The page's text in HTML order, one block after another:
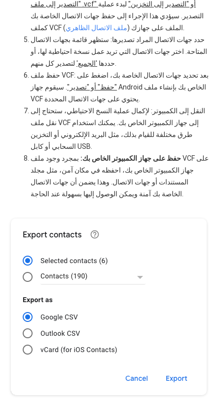
"التصدير إلى ملف .vcf" أو "التصدير إلى التخزين"لبدء عملية
التصدير. سيؤدي هذا الإجراء إلى حفظ جهات الاتصال الخاصة بك
كملف VCF (ملف الاتصال الظاهري
حدد جهات الاتصال المراد تصديرها: ستظهر قائمة بجهات الاتصال
المتاحة. اختر جهات الاتصال التي تريد عمل نسخة احتياطية لها، أو
حددها 'الجميع'
حفظ ملف VCF: بعد تحديد جهات الاتصال الخاصة بك، اضغط على
"حفظ" أو "تصدير". سيقوم جهاز Android الخاص بك بإنشاء ملف
النقل إلى الكمبيوتر: لإكمال عملية النسخ الاحتياطي، ستحتاج إلى
نقل ملف VCF إلى جهاز الكمبيوتر الخاص بك. يمكنك استخدام
طرق مختلفة للقيام بذلك، مثل البريد الإلكتروني أو التخزين
السحابي أو كابل USB.
حفظ على جهاز الكمبيوتر الخاص بك: بمجرد وجود ملف VCF على
جهاز الكمبيوتر الخاص بك، احفظه في مكان آمن، مثل مجلد
المستندات أو جهات الاتصال. وهذا يضمن أن جهات الاتصال